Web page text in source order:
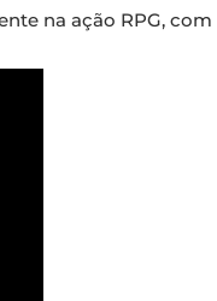
na ação RPG, com